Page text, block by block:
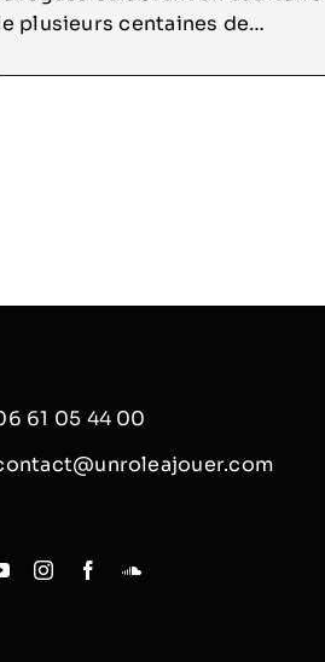
plusieurs centaines de
reste un exercice qui
61 05 44 00